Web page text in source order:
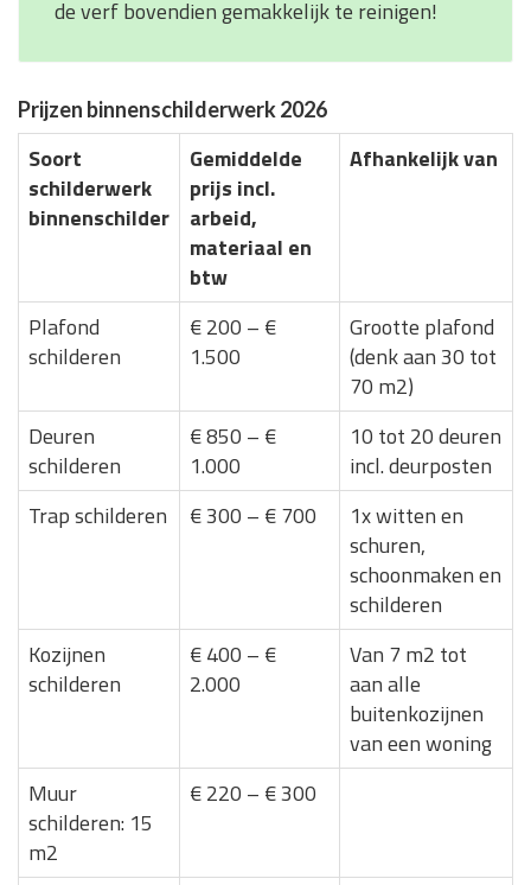
de verf bovendien gemakkelijk te reinigen!
Prijzen binnenschilderwerk 2026
Soort
schilderwerk
binnenschilder
Gemiddelde
prijs incl.
arbeid,
materiaal en
btw
Afhankelijk van
Plafond
schilderen
€ 200 – €
1.500
Grootte plafond
(denk aan 30 tot
70 m2)
Deuren
schilderen
€ 850 – €
1.000
10 tot 20 deuren
incl. deurposten
Trap schilderen
€ 300 – € 700
1x witten en
schuren,
schoonmaken en
schilderen
Kozijnen
schilderen
€ 400 – €
2.000
Van 7 m2 tot
aan alle
buitenkozijnen
van een woning
Muur
schilderen: 15
m2
€ 220 – € 300